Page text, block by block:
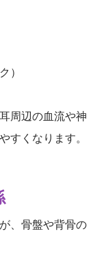
）
周辺の血流や神
すくなります。
、骨盤や背骨の